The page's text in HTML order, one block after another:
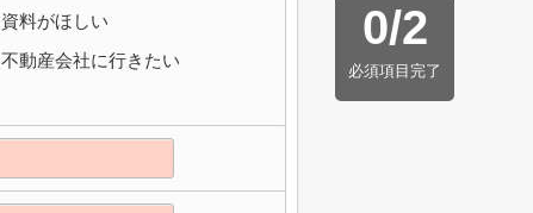
0/2
必須項目完了
資料がほしい
不動産会社に行きたい